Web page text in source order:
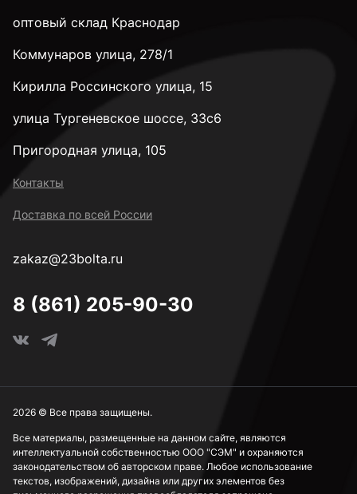
оптовый склад Краснодар
Коммунаров улица, 278/1
Кирилла Россинского улица, 15
улица Тургеневское шоссе, 33с6
Пригородная улица, 105
Контакты
Доставка по всей России
zakaz@23bolta.ru
8 (861) 205-90-30
Все материалы, размещенные на данном сайте, являются
интеллектуальной собственностью ООО "СЭМ" и охраняются
законодательством об авторском праве. Любое использование
текстов, изображений, дизайна или других элементов без
2026 © Все права защищены.